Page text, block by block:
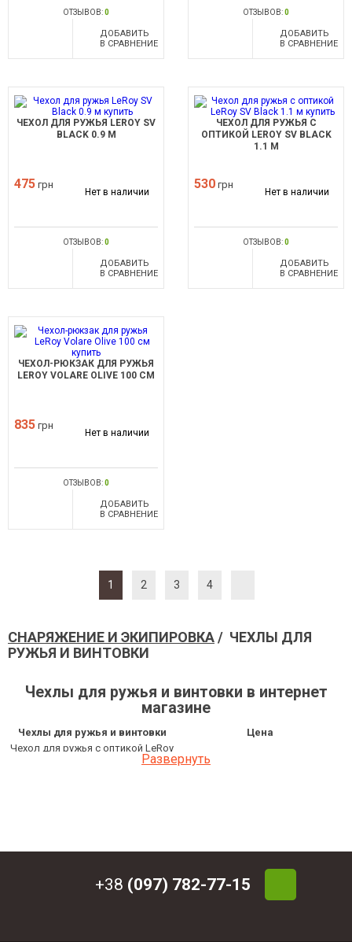
ОТЗЫВОВ:0
ДОБАВИТЬ
В СРАВНЕНИЕ
ОТЗЫВОВ:0
ДОБАВИТЬ
В СРАВНЕНИЕ
ЧЕХОЛ ДЛЯ РУЖЬЯ LEROY SV
BLACK 0.9 М
475 грн
Нет в наличии
ОТЗЫВОВ:0
ДОБАВИТЬ
В СРАВНЕНИЕ
ЧЕХОЛ ДЛЯ РУЖЬЯ С
ОПТИКОЙ LEROY SV BLACK
1.1 М
530 грн
Нет в наличии
ОТЗЫВОВ:0
ДОБАВИТЬ
В СРАВНЕНИЕ
ЧЕХОЛ-РЮКЗАК ДЛЯ РУЖЬЯ
LEROY VOLARE OLIVE 100 СМ
835 грн
Нет в наличии
ОТЗЫВОВ:0
ДОБАВИТЬ
В СРАВНЕНИЕ
1 2 3 4
СНАРЯЖЕНИЕ И ЭКИПИРОВКА/ ЧЕХЛЫ ДЛЯ
РУЖЬЯ И ВИНТОВКИ
Чехлы для ружья и винтовки в интернет
магазине
Чехлы для ружья и винтовки
Цена
Чехол для ружья с оптикой LeRoy
752 грн
GunPack Black 60 см
1 288 грн
Развернуть
+38 (097) 782-77-15